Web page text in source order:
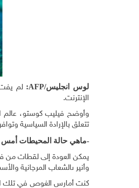
لوس انجليس/AFP
: لم يفت
الإنترنت.
وأوضح فيليب كوستو، عالم
تتعلق بالإرادة السياسية
-ماهي حالة المحيطات
يمكن العودة إلى لقطات من
وأنير ىالشعاب المرجانية
كنت أمارس الغوص في تلك